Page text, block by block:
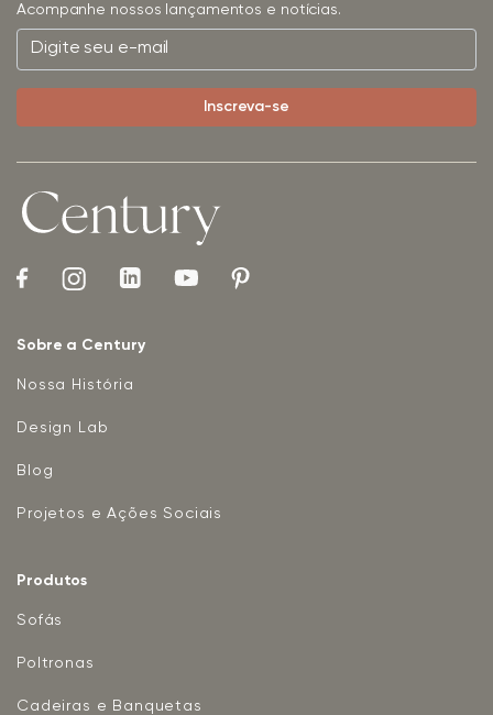
Acompanhe nossos lançamentos e notícias.
Sobre a Century
Nossa História
Design Lab
Blog
Projetos e Ações Sociais
Produtos
Sofás
Poltronas
Cadeiras e Banquetas